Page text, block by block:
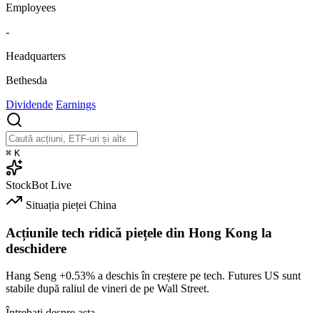
Employees
-
Headquarters
Bethesda
Dividende Earnings
⌘ K
StockBot Live
Situația pieței China
Acțiunile tech ridică piețele din Hong Kong la
deschidere
Hang Seng +0.53% a deschis în creștere pe tech. Futures US sunt
stabile după raliul de vineri de pe Wall Street.